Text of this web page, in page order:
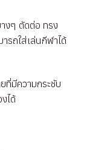
างๆ ตัดต่อ ทรง
รถใส่เล่นกีฬาได้
ที่มีความกระชับ
ได้